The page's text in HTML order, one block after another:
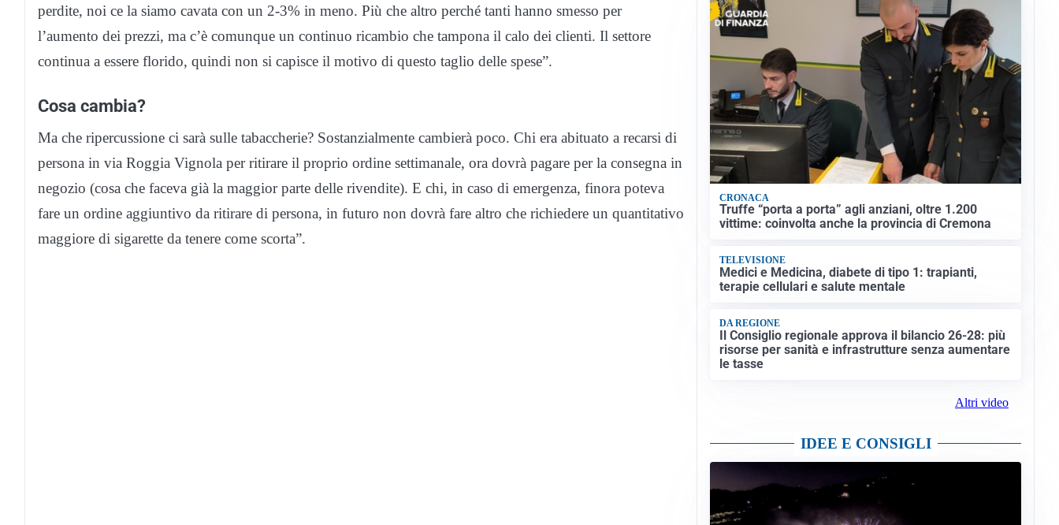
perdite, noi ce la siamo cavata con un 2-3% in meno. Più che altro perché tanti hanno smesso per
l’aumento dei prezzi, ma c’è comunque un continuo ricambio che tampona il calo dei clienti. Il settore
continua a essere florido, quindi non si capisce il motivo di questo taglio delle spese”.
Cosa cambia?
Ma che ripercussione ci sarà sulle tabaccherie? Sostanzialmente cambierà poco. Chi era abituato a recarsi di
persona in via Roggia Vignola per ritirare il proprio ordine settimanale, ora dovrà pagare per la consegna in
negozio (cosa che faceva già la maggior parte delle rivendite). E chi, in caso di emergenza, finora poteva
fare un ordine aggiuntivo da ritirare di persona, in futuro non dovrà fare altro che richiedere un quantitativo
maggiore di sigarette da tenere come scorta”.
CRONACA
Truffe “porta a porta” agli anziani, oltre 1.200
vittime: coinvolta anche la provincia di Cremona
TELEVISIONE
Medici e Medicina, diabete di tipo 1: trapianti,
terapie cellulari e salute mentale
DA REGIONE
Il Consiglio regionale approva il bilancio 26-28: più
risorse per sanità e infrastrutture senza aumentare
le tasse
Altri video
IDEE E CONSIGLI